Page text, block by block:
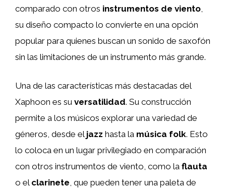
comparado con otros instrumentos de viento
su diseño compacto lo convierte en una opción
popular para quienes buscan un sonido de saxofón
sin las limitaciones de un instrumento más grande.
Una de las características más destacadas del
Xaphoon es su versatilidad. Su construcción
permite a los músicos explorar una variedad de
géneros, desde el jazz hasta la música folk. Esto
lo coloca en un lugar privilegiado en comparación
con otros instrumentos de viento, como la flauta
o el clarinete, que pueden tener una paleta de